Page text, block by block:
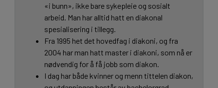
«i bunn», ikke bare sykepleie og sosialt
arbeid. Man har alltid hatt en diakonal
spesialisering i tillegg.
Fra 1995 het det hovedfag i diakoni, og fra
2004 har man hatt master i diakoni, som nå er
nødvendig for å få jobb som diakon.
I dag har både kvinner og menn tittelen diakon,